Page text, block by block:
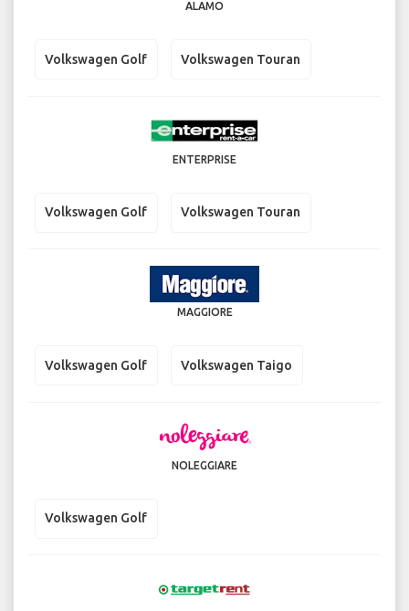
ALAMO
Volkswagen Golf Volkswagen Touran
ENTERPRISE
Volkswagen Golf Volkswagen Touran
MAGGIORE
Volkswagen Golf Volkswagen Taigo
NOLEGGIARE
Volkswagen Golf